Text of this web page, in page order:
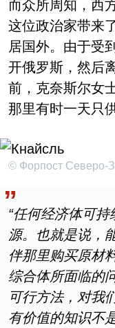
而众所周知，西
这位政治家带来
居国外。由于受
开俄罗斯，然后
前，克奈斯尔女
那里有时一天只
© Форпост Северо-
“任何经济体可
源。也就是说，
伴那里购买原材
综合体所面临的
可行方法，对我
有价值的知识不